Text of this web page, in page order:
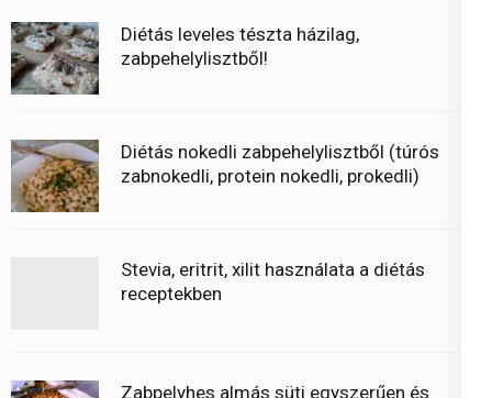
Diétás leveles tészta házilag,
zabpehelylisztből!
Diétás nokedli zabpehelylisztből (túrós
zabnokedli, protein nokedli, prokedli)
Stevia, eritrit, xilit használata a diétás
receptekben
Zabpelyhes almás süti egyszerűen és